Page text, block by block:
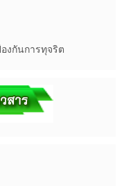
งกันการทุจริต